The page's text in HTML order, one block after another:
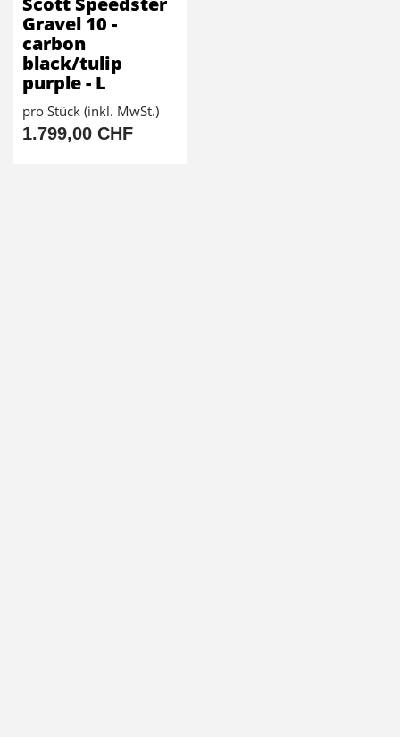
Gravel 10 -
carbon
black/tulip
purple - L
pro Stück (inkl. MwSt.)
1.799,00 CHF